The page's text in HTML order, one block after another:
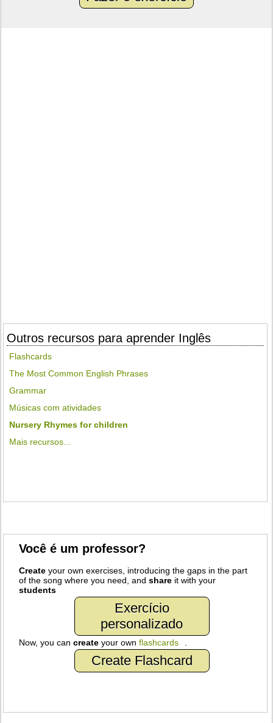
Outros recursos para aprender Inglês
Flashcards
The Most Common English Phrases
Grammar
Músicas com atividades
Nursery Rhymes for children
Mais recursos...
Você é um professor?
Create your own exercises, introducing the gaps in the part
of the song where you need, andshare it with your
students
Exercício
personalizado
Now, you cancreate your ownflashcards .
Create Flashcard